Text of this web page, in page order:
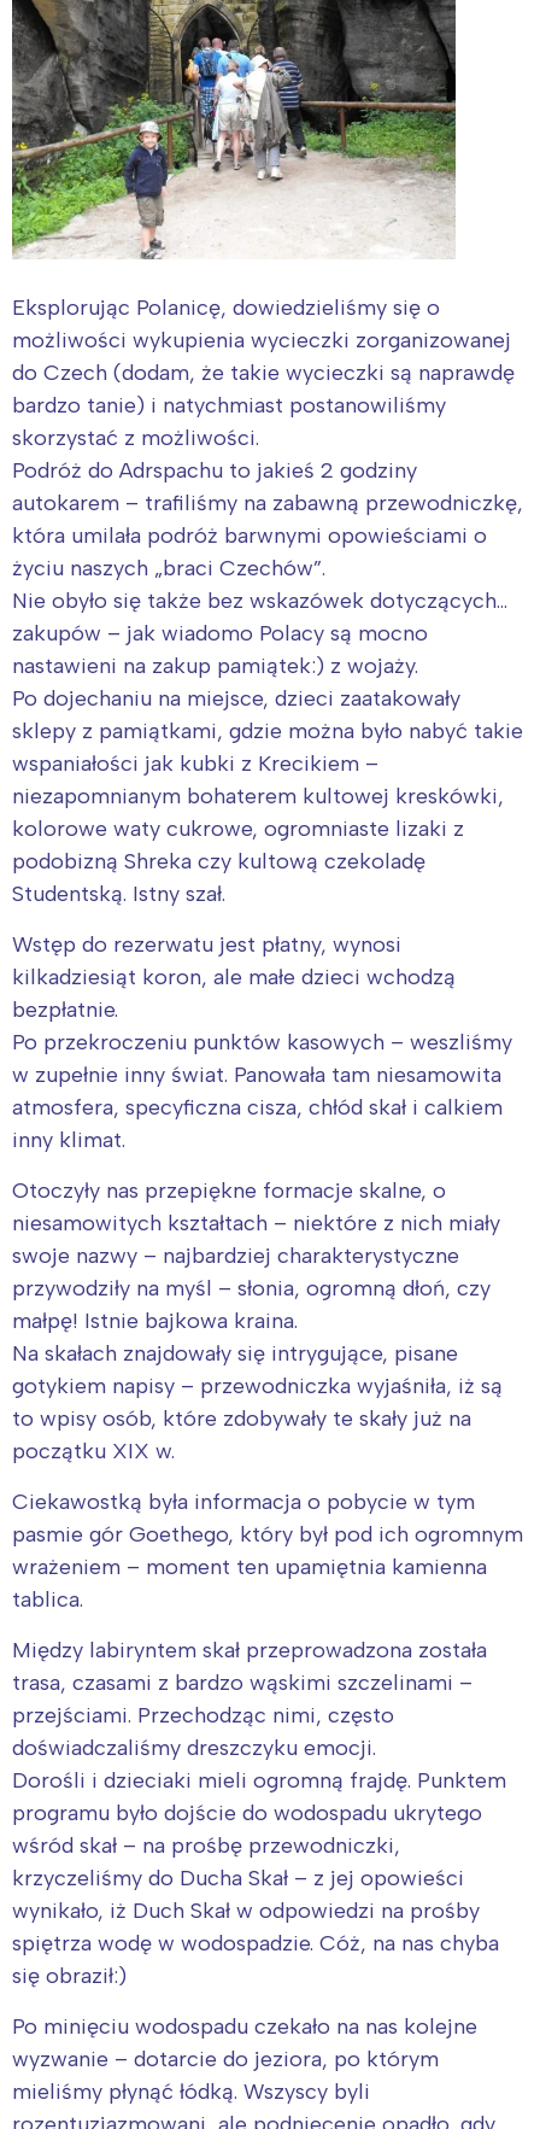
Eksplorując Polanicę, dowiedzieliśmy się o
możliwości wykupienia wycieczki zorganizowanej
do Czech (dodam, że takie wycieczki są naprawdę
bardzo tanie) i natychmiast postanowiliśmy
skorzystać z możliwości.
Podróż do Adrspachu to jakieś 2 godziny
autokarem – trafiliśmy na zabawną przewodniczkę,
która umilała podróż barwnymi opowieściami o
życiu naszych „braci Czechów”.
Nie obyło się także bez wskazówek dotyczących…
zakupów – jak wiadomo Polacy są mocno
nastawieni na zakup pamiątek:) z wojaży.
Po dojechaniu na miejsce, dzieci zaatakowały
sklepy z pamiątkami, gdzie można było nabyć takie
wspaniałości jak kubki z Krecikiem –
niezapomnianym bohaterem kultowej kreskówki,
kolorowe waty cukrowe, ogromniaste lizaki z
podobizną Shreka czy kultową czekoladę
Studentską. Istny szał.
Wstęp do rezerwatu jest płatny, wynosi
kilkadziesiąt koron, ale małe dzieci wchodzą
bezpłatnie.
Po przekroczeniu punktów kasowych – weszliśmy
w zupełnie inny świat. Panowała tam niesamowita
atmosfera, specyficzna cisza, chłód skał i calkiem
inny klimat.
Otoczyły nas przepiękne formacje skalne, o
niesamowitych kształtach – niektóre z nich miały
swoje nazwy – najbardziej charakterystyczne
przywodziły na myśl – słonia, ogromną dłoń, czy
małpę! Istnie bajkowa kraina.
Na skałach znajdowały się intrygujące, pisane
gotykiem napisy – przewodniczka wyjaśniła, iż są
to wpisy osób, które zdobywały te skały już na
początku XIX w.
Ciekawostką była informacja o pobycie w tym
pasmie gór Goethego, który był pod ich ogromnym
wrażeniem – moment ten upamiętnia kamienna
tablica.
Między labiryntem skał przeprowadzona została
trasa, czasami z bardzo wąskimi szczelinami –
przejściami. Przechodząc nimi, często
doświadczaliśmy dreszczyku emocji.
Dorośli i dzieciaki mieli ogromną frajdę. Punktem
programu było dojście do wodospadu ukrytego
wśród skał – na prośbę przewodniczki,
krzyczeliśmy do Ducha Skał – z jej opowieści
wynikało, iż Duch Skał w odpowiedzi na prośby
spiętrza wodę w wodospadzie. Cóż, na nas chyba
się obraził:)
Po minięciu wodospadu czekało na nas kolejne
wyzwanie – dotarcie do jeziora, po którym
mieliśmy płynąć łódką. Wszyscy byli
Interesują mnie wydarzenia z
tego regionu:
Warszawa
Łódź
Trójmiasto
Wrocław
Śląsk
Kraków
Południe
Wszystkie
Wybieram